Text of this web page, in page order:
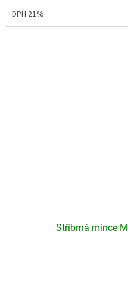
z
5
DPH 21%
Stříbrná mince